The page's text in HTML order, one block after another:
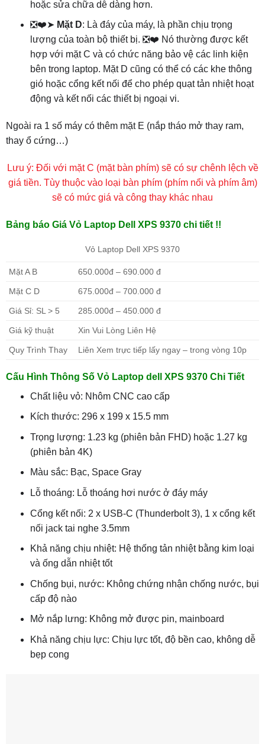
hoặc sửa chữa dễ dàng hơn.
❎❤️➤ Mặt D: Là đáy của máy, là phần chịu trọng
lượng của toàn bộ thiết bị. ❎❤️ Nó thường được kết
hợp với mặt C và có chức năng bảo vệ các linh kiện
bên trong laptop. Mặt D cũng có thể có các khe thông
gió hoặc cổng kết nối để cho phép quạt tản nhiệt hoạt
động và kết nối các thiết bị ngoại vi.
Ngoài ra 1 số máy có thêm mặt E (nắp tháo mở thay ram,
thay ổ cứng…)
Lưu ý: Đối với mặt C (mặt bàn phím) sẽ có sự chênh lệch về
giá tiền. Tùy thuộc vào loại bàn phím (phím nổi và phím âm)
sẽ có mức giá và công thay khác nhau
Bảng báo Giá Vỏ Laptop Dell XPS 9370 chi tiết !!
Vỏ Laptop Dell XPS 9370
Mặt A B 650.000đ – 690.000 đ
Mặt C D 675.000đ – 700.000 đ
Giá Sỉ: SL > 5 285.000đ – 450.000 đ
Giá kỹ thuật Xin Vui Lòng Liên Hệ
Quy Trình Thay Liên Xem trực tiếp lấy ngay – trong vòng 10p
Cấu Hình Thông Số Vỏ Laptop dell XPS 9370 Chi Tiết
Chất liệu vỏ: Nhôm CNC cao cấp
Kích thước: 296 x 199 x 15.5 mm
Trọng lượng: 1.23 kg (phiên bản FHD) hoặc 1.27 kg
(phiên bản 4K)
Màu sắc: Bạc, Space Gray
Lỗ thoáng: Lỗ thoáng hơi nước ở đáy máy
Cổng kết nối: 2 x USB-C (Thunderbolt 3), 1 x cổng kết
nối jack tai nghe 3.5mm
Khả năng chịu nhiệt: Hệ thống tản nhiệt bằng kim loại
và ống dẫn nhiệt tốt
Chống bụi, nước: Không chứng nhận chống nước, bụi
cấp độ nào
Mở nắp lưng: Không mở được pin, mainboard
Khả năng chịu lực: Chịu lực tốt, độ bền cao, không dễ
bẹp cong